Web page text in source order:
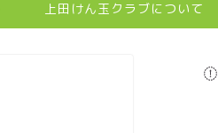
上田けん玉クラブについて